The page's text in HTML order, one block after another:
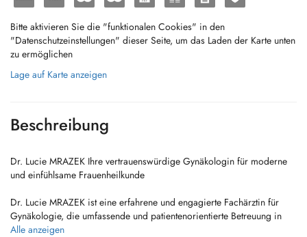
Bitte aktivieren Sie die "funktionalen Cookies" in den
"Datenschutzeinstellungen" dieser Seite, um das Laden der Karte unten
zu ermöglichen
Lage auf Karte anzeigen
Beschreibung
Dr. Lucie MRAZEK Ihre vertrauenswürdige Gynäkologin für moderne
und einfühlsame Frauenheilkunde
Dr. Lucie MRAZEK ist eine erfahrene und engagierte Fachärztin für
Gynäkologie, die umfassende und patientenorientierte Betreuung in
allen Bereichen der Frauengesundheit anbietet. Ob
Alle anzeigen